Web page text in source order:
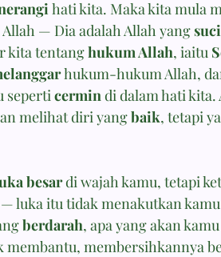
hati kita. Maka kita mula
— Dia adalah Allah yang suci
kita tentang hukum Allah, iaitu
hukum-hukum Allah,
seperti cermin di dalam hati
melihat diri yang baik, tetapi
besar di wajah kamu, tetapi
luka itu tidak menakutkan
berdarah, apa yang akan
membantu, membersihkannya